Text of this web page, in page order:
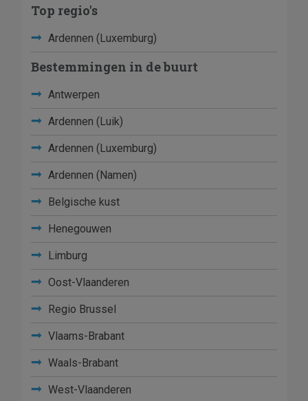
Top regio's
Ardennen (Luxemburg)
Bestemmingen in de buurt
Antwerpen
Ardennen (Luik)
Ardennen (Luxemburg)
Ardennen (Namen)
Belgische kust
Henegouwen
Limburg
Oost-Vlaanderen
Regio Brussel
Vlaams-Brabant
Waals-Brabant
West-Vlaanderen